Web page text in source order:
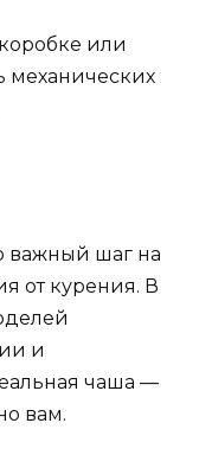
или
механических
важный шаг на
от курения. В
и
чаша —
вам.